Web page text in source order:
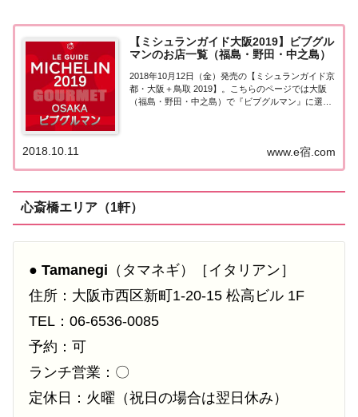
【ミシュランガイド大阪2019】ビブグル
マンのお店一覧（福島・野田・中之島）
2018年10月12日（金）発売の【ミシュランガイド京
都・大阪＋鳥取 2019】。こちらのページでは大阪
（福島・野田・中之島）で『ビブグルマン』に選ば
www.e宿.com
2018.10.11
心斎橋エリア（1軒）
● Tamanegi （タマネギ）［イタリアン］
住所：大阪市西区新町1-20-15 松高ビル 1F
TEL：06-6536-0085
予約：可
ランチ営業：〇
定休日：火曜（祝日の場合は翌日休み）